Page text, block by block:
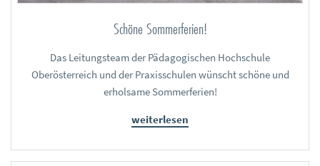
Schöne Sommerferien!
Das Leitungsteam der Pädagogischen Hochschule
Oberösterreich und der Praxisschulen wünscht schöne und
erholsame Sommerferien!
weiterlesen